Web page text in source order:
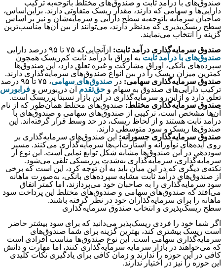
صندوق‌های با درآمد ثابت و صندوق‌های مختلط باتوجه‌به ترکیب
دارایی‌ها و سهامی که دارند، مقدار ریسک متفاوتی دارند. براین‌اساس،
صاحبان سرمایه باتوجه‌به سطح دارایی و سرمایه‌شان و نیز بر اساس
سطح ریسک‌پذیری که مدنظر دارند، می‌‌‌‌‌‌‌توانند از بین آن‌ها مناسب‌ترین
گزینه را انتخاب می‌نمایند.
صندوق سرمایه‌‌‌‌‌‌‌گذاری درآمد ثابت: ازآنجایی‌که ۷۵ تا ۹۵ درصد دارایی
صندوق‌های با درآمد ثابت به اوراق با درآمد ثابت کم‌ریسک همچون
سپرده‌های بانکی، اوراق مشارکت و غیره تعلق دارد، این صندوق‌ها
کمترین میزان ریسک را در بین انواع صندوق‌های سرمایه‌گذاری دارند.
صندوق سرمایه‌‌‌‌‌‌‌گذاری سهامی: در صندوق‌‌‌‌‌‌‌های سهامی
، ۷۵ تا ۹۵ درصد
ترکیب دارایی‌های صندوق به سهام و حق‌تقدم آن در بورس و فرابورس
تعلق دارد و ازاین‌رو سرمایه‌‌‌‌‌‌‌گذاری در این بازار نسبتاً پرریسک است.
صندوق سرمایه‌‌‌‌‌‌‌گذاری مختلط: صندوق‌های مختلط همان‌طور که از نام
آن‌ها مشخص است، ترکیبی از صندوق‌های سهامی و صندوق‌های با
درآمد ثابت هستند و از لحاظ ریسک، در حد وسط قرار گرفته‌اند. این
صندوق‌ها ریسک و سود متوسطی دارند.
صندوق سرمایه‌‌‌‌‌‌‌گذاری جسورانه: این صندوق‌‌‌‌‌‌‌های سرمایه‌‌‌‌‌‌‌گذاری بر
روی ایده‌‌‌‌‌‌‌های نوآورانه و استارت‌‌‌‌‌‌‌آپ‌‌‌‌‌‌‌ها سرمایه‌گذاری می‌‌‌‌‌‌‌کنند. مسیر
سوددهی در این صندوق‌‌‌‌‌‌‌ها مشابه شکل توابع نمایی است. این نوع از
سرمایه‌‌‌‌‌‌‌گذاری، سرمایه‌گذاری به‌شدت پرریسکی تلقی می‌‌‌‌‌‌‌شود.
نکته‌ی دیگری که در این میان باید به آن توجه کرد، این است که برخی
از صندوق‌های درآمد ثابت مشابه سپرده‌های بانکی، به‌صورت ماهانه
سود سرمایه‌‌‌‌‌‌‌گذاری را به صاحبان خود می‌پردازند، اما کمتر اتفاق
می‌افتد که صندوق‌های سهامی و صندوق‌های مختلط این پرداخت سود
ماهانه را برای سرمایه‌گذاران خود در نظر گرفته باشند.
سطح ریسک‌‌‌‌‌‌‌پذیری و انتخاب صندوق سرمایه‌‌‌‌‌‌‌گذاری
اگر شما خود را فردی ریسک‌پذیر می‌دانید که برای سود بیشتر حاضر
است ریسک بیشتری کند، بهترین گزینه برای شما صندوق‌های
سرمایه‌گذاری سهامی است. این نوع صندوق‌ها مناسب افرادی است
که می‌خواهند در بازار سرمایه سرمایه‌گذاری کنند، اما مهارت و دانش
کافی در این حوزه را ندارند و زمان کافی برای یادگیری نکات کلیدی
این حوزه را نیز در اختیار ندارند.